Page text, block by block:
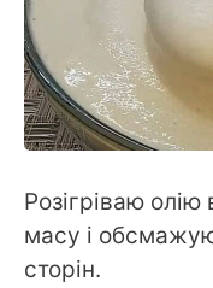
Розігріваю
масу і
сторін.